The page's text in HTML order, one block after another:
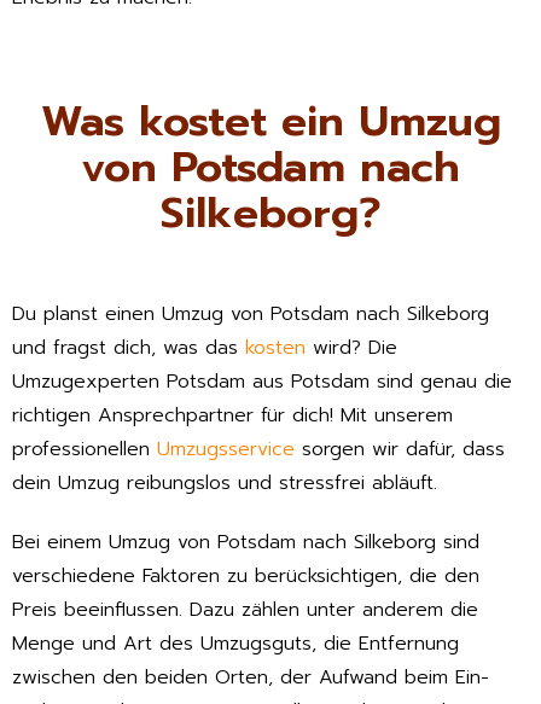
Was kostet ein Umzug
von Potsdam nach
Silkeborg?
Du planst einen Umzug von Potsdam nach Silkeborg
und fragst dich, was das kosten wird? Die
Umzugexperten Potsdam aus Potsdam sind genau die
richtigen Ansprechpartner für dich! Mit unserem
professionellen Umzugsservice sorgen wir dafür, dass
dein Umzug reibungslos und stressfrei abläuft.
Bei einem Umzug von Potsdam nach Silkeborg sind
verschiedene Faktoren zu berücksichtigen, die den
Preis beeinflussen. Dazu zählen unter anderem die
Menge und Art des Umzugsguts, die Entfernung
zwischen den beiden Orten, der Aufwand beim Ein-